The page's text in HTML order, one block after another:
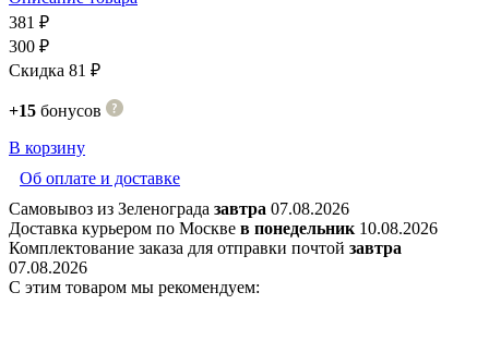
381 ₽
300 ₽
Скидка 81 ₽
+15 бонусов
В корзину
Об оплате и доставке
Самовывоз из Зеленограда завтра 07.08.2026
Доставка курьером по Москве в понедельник 10.08.2026
Комплектование заказа для отправки почтой завтра
07.08.2026
С этим товаром мы рекомендуем: